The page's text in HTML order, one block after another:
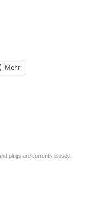
Mehr
pings are currently closed.